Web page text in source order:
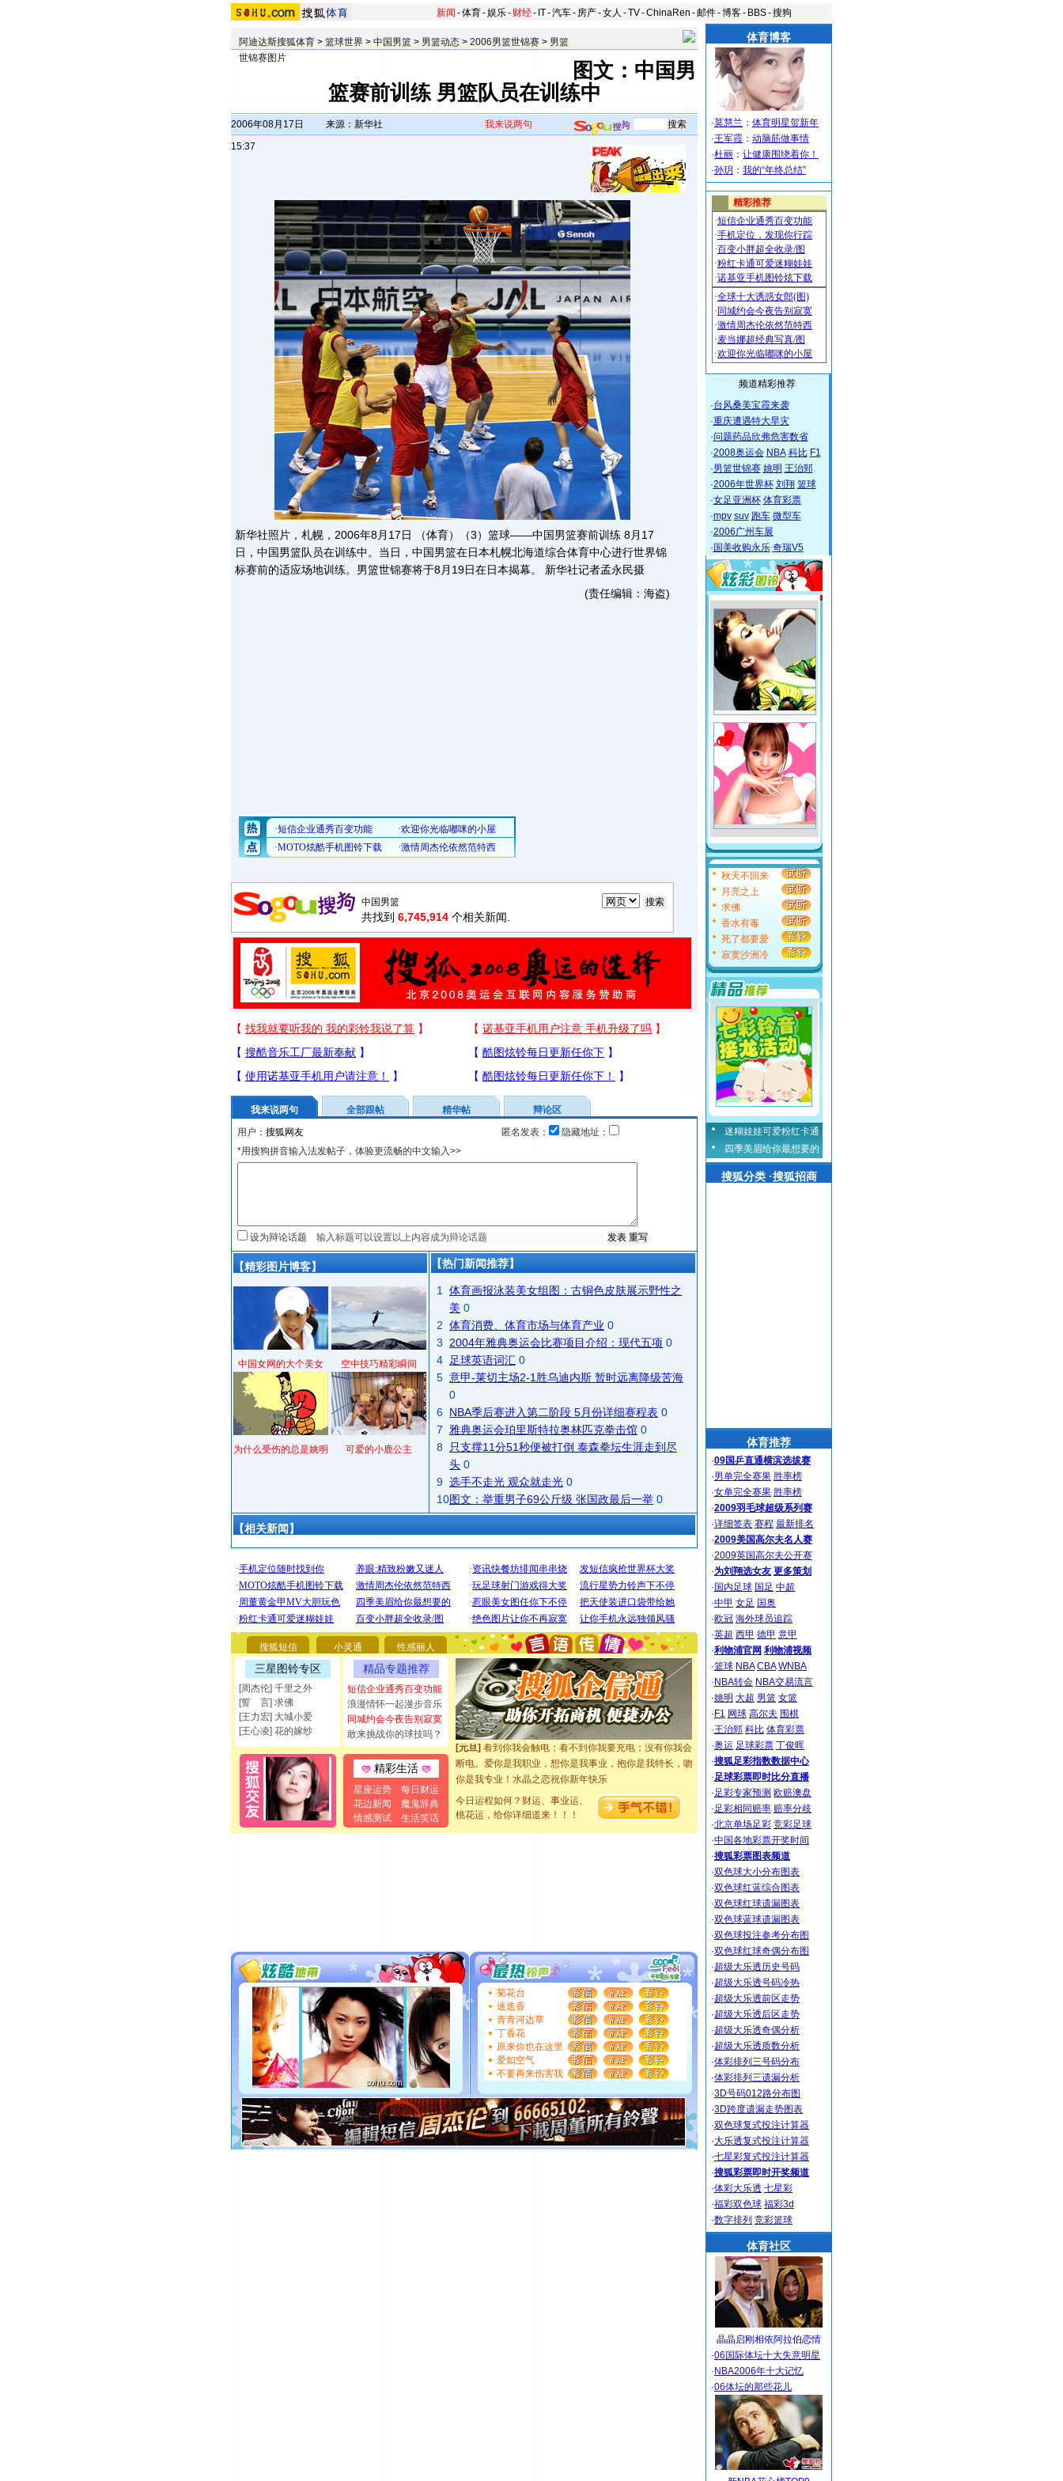
新闻 -体育-娱乐- 财经- IT-汽车- 房产-女人 -TV-ChinaRen -邮件-博客- BBS-搜狗
阿迪达斯搜狐体育 > 篮球世界 > 中国男篮 > 男篮动态 > 2006男篮世锦赛 > 男篮
世锦赛图片
图文：中国男
篮赛前训练 男篮队员在训练中
2006年08月17日
15:37
来源：新华社 我来说两句
新华社照片，札幌，2006年8月17日 （体育）（3）篮球――中国男篮赛前训练 8月17
日，中国男篮队员在训练中。当日，中国男篮在日本札幌北海道综合体育中心进行世界锦
标赛前的适应场地训练。男篮世锦赛将于8月19日在日本揭幕。 新华社记者孟永民摄
(责任编辑：海盗)
共找到 6,745,914 个相关新闻.
我来说两句 全部跟帖 精华帖
辩论区
用户：
匿名发表：
隐藏地址：
*用搜狗拼音输入法发帖子，体验更流畅的中文输入>>
设为辩论话题
【精彩图片博客】
中国女网的大个美女 空中技巧精彩瞬间
为什么受伤的总是姚明 可爱的小鹿公主
【热门新闻推荐】
1
体育画报泳装美女组图：古铜色皮肤展示野性之
美 0
2 体育消费、体育市场与体育产业 0
3
2004年雅典奥运会比赛项目介绍：现代五项 0
4
足球英语词汇 0
5 意甲-莱切主场2-1胜乌迪内斯 暂时远离降级苦海
0
6 NBA季后赛进入第二阶段 5月份详细赛程表 0
7
雅典奥运会珀里斯特拉奥林匹克拳击馆 0
8
只支撑11分51秒便被打倒 泰森拳坛生涯走到尽
头 0
9 选手不走光 观众就走光 0
10图文：举重男子69公斤级 张国政最后一举 0
【相关新闻】
搜狐短信 小灵通 性感丽人
三星图铃专区
[周杰伦] 千里之外
[誓 言] 求佛
[王力宏] 大城小爱
[王心凌] 花的嫁纱
精品专题推荐
短信企业通秀百变功能
浪漫情怀一起漫步音乐
同城约会今夜告别寂寞
敢来挑战你的球技吗？
精彩生活
星座运势
每日财运
花边新闻
魔鬼辞典
情感测试
生活笑话
[圣诞节] 圣诞节到了，想想没什么送给你的，又不打算给
要平安！千万要知足！千万不要忘记我！
[圣诞节]不只这样的日子才会想起你,而是这样的日子才
能正大光明地骚扰你,告诉你,圣诞要快乐!新年要快乐!天天
都要快乐噢!
[圣诞节]奉上一颗祝福的心,在这个特别的日子里,愿幸福,
如意,快乐,鲜花,一切美好的祝愿与你同在.圣诞快乐!
[元旦]看到你我会触电；看不到你我要充电；没有你我会
断电。爱你是我职业，想你是我事业，抱你是我特长，吻
你是我专业！水晶之恋祝你新年快乐
[元旦] 如果上天让我许三个愿望，一是今生今世和你在一
起；二是再生再世和你在一起；三是三生三世和你不再分
离。水晶之恋祝你新年快乐
[元旦]当我狠下心扭头离去那一刻，你在我身后无助地哭
送你一棵薰衣草，愿你新年快乐！
[圣诞节]圣诞节到了，想想没什么送给你的，又不打算给
你太多，只有给你五千万：千万快乐！千万要健康！千万
要平安！千万要知足！千万不要忘记我！
[圣诞节]不只这样的日子才会想起你,而是这样的日子才
能正大光明地骚扰你,告诉你,圣诞要快乐!新年要快乐!天天
都要快乐噢!
[圣诞节]奉上一颗祝福的心,在这个特别的日子里,愿幸福,
如意,快乐,鲜花,一切美好的祝愿与你同在.圣诞快乐!
[元旦]看到你我会触电；看不到你我要充电；没有你我会
断电。爱你是我职业，想你是我事业，抱你是我特长，吻
你是我专业！水晶之恋祝你新年快乐
[元旦]如果上天让我许三个愿望，一是今生今世和你在一
今日运程如何？财运、事业运、
桃花运，给你详细道来！！！
菊花台
迷迭香
青青河边草
丁香花
原来你也在这里
爱如空气
不要再来伤害我
体育博客
·莫慧兰 ： 体育明星贺新年
·王军霞 ： 动脑筋做事情
·杜丽 ： 让健康围绕着你！
·孙玥 ： 我的“年终总结”
频道精彩推荐
·台风桑美宝霞来袭
·重庆遭遇特大旱灾
·问题药品欣弗危害数省
·2008奥运会 NBA 科比 F1
·男篮世锦赛 姚明 王治郅
·2006年世界杯 刘翔 篮球
·女足亚洲杯 体育彩票
·mpv suv 跑车 微型车
·2006广州车展
· 国美收购永乐 奇瑞V5
秋天不回来
月亮之上
求佛
香水有毒
死了都要爱
寂寞沙洲冷
迷糊娃娃可爱粉红卡通
四季美眉给你最想要的
搜狐分类 ·搜狐招商
体育推荐
·09国乒直通横滨选拔赛
·男单完全赛果 胜率榜
·女单完全赛果 胜率榜
·2009羽毛球超级系列赛
·详细签表 赛程 最新排名
·2009美国高尔夫名人赛
·2009英国高尔夫公开赛
·为刘翔选女友 更多策划
· 国内足球 国足 中超
·中甲 女足 国奥
·欧冠 海外球员追踪
·英超 西甲 德甲 意甲
·利物浦官网 利物浦视频
·篮球 NBA CBA WNBA
· NBA转会 NBA交易流言
·姚明 大超 男篮 女篮
· F1 网球 高尔夫 围棋
·王治郅 科比 体育彩票
·奥运 足球彩票 丁俊晖
·搜狐足彩指数数据中心
·足球彩票即时比分直播
·足彩专家预测 欧赔澳盘
·足彩相同赔率 赔率分歧
·北京单场足彩 竞彩足球
·中国各地彩票开奖时间
·搜狐彩票图表频道
·双色球大小分布图表
·双色球红蓝综合图表
·双色球红球遗漏图表
·双色球蓝球遗漏图表
·双色球投注参考分布图
·双色球红球奇偶分布图
·超级大乐透历史号码
·超级大乐透号码冷热
·超级大乐透前区走势
·超级大乐透后区走势
·超级大乐透奇偶分析
·超级大乐透质数分析
·体彩排列三号码分布
·体彩排列三遗漏分析
·3D号码012路分布图
·3D跨度遗漏走势图表
·双色球复式投注计算器
·大乐透复式投注计算器
·七星彩复式投注计算器
·搜狐彩票即时开奖频道
·体彩大乐透 七星彩
·福彩双色球 福彩3d
·数字排列 竞彩篮球
体育社区
晶晶启刚相依阿拉伯恋情
·06国际体坛十大失意明星
· NBA2006年十大记忆
·06体坛的那些花儿